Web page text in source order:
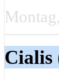
Cialis